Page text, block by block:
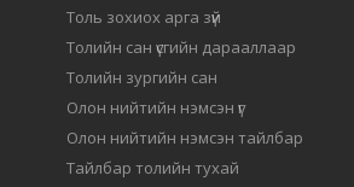
Толь зохиох арга зүй
Толийн сан үсгийн дарааллаар
Толийн зургийн сан
Олон нийтийн нэмсэн үг
Олон нийтийн нэмсэн тайлбар
Тайлбар толийн тухай